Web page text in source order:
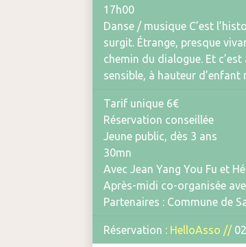
17h00
Danse / musique C’est
surgit. Étrange, presque
chemin du dialogue. Et
sensible, à hauteur
Tarif unique 6€
Réservation conseillée
Jeune public, dès 3 ans
30mn
Avec Jean Yang You Fu et
Après-midi co-organisée
Partenaires : Commune de
Réservation : HelloAsso //